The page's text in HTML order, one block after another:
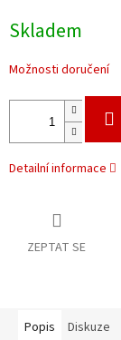
cena:
Skladem
Možnosti doručení
Detailní informace
ZEPTAT SE
Popis Diskuze